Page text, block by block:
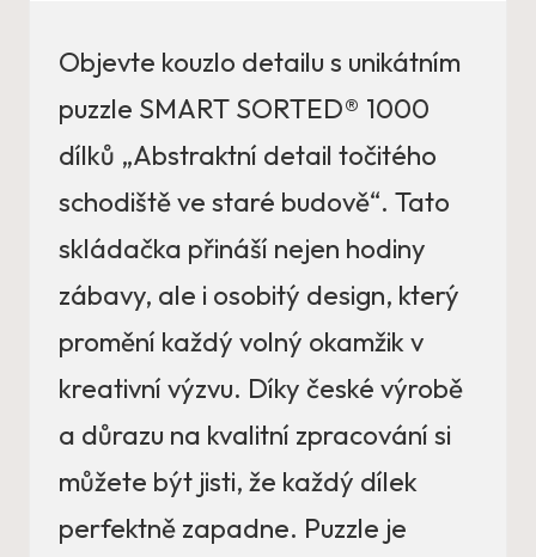
Objevte kouzlo detailu s unikátním
puzzle SMART SORTED® 1000
dílků „Abstraktní detail točitého
schodiště ve staré budově“. Tato
skládačka přináší nejen hodiny
zábavy, ale i osobitý design, který
promění každý volný okamžik v
kreativní výzvu. Díky české výrobě
a důrazu na kvalitní zpracování si
můžete být jisti, že každý dílek
perfektně zapadne. Puzzle je